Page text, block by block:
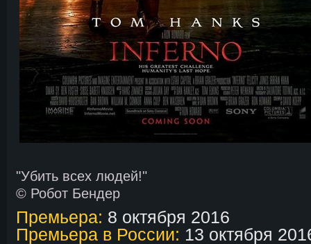
"Убить всех людей!"
© Робот Бендер
Премьера: 8 октября 2016
Премьера в России: 13 октября